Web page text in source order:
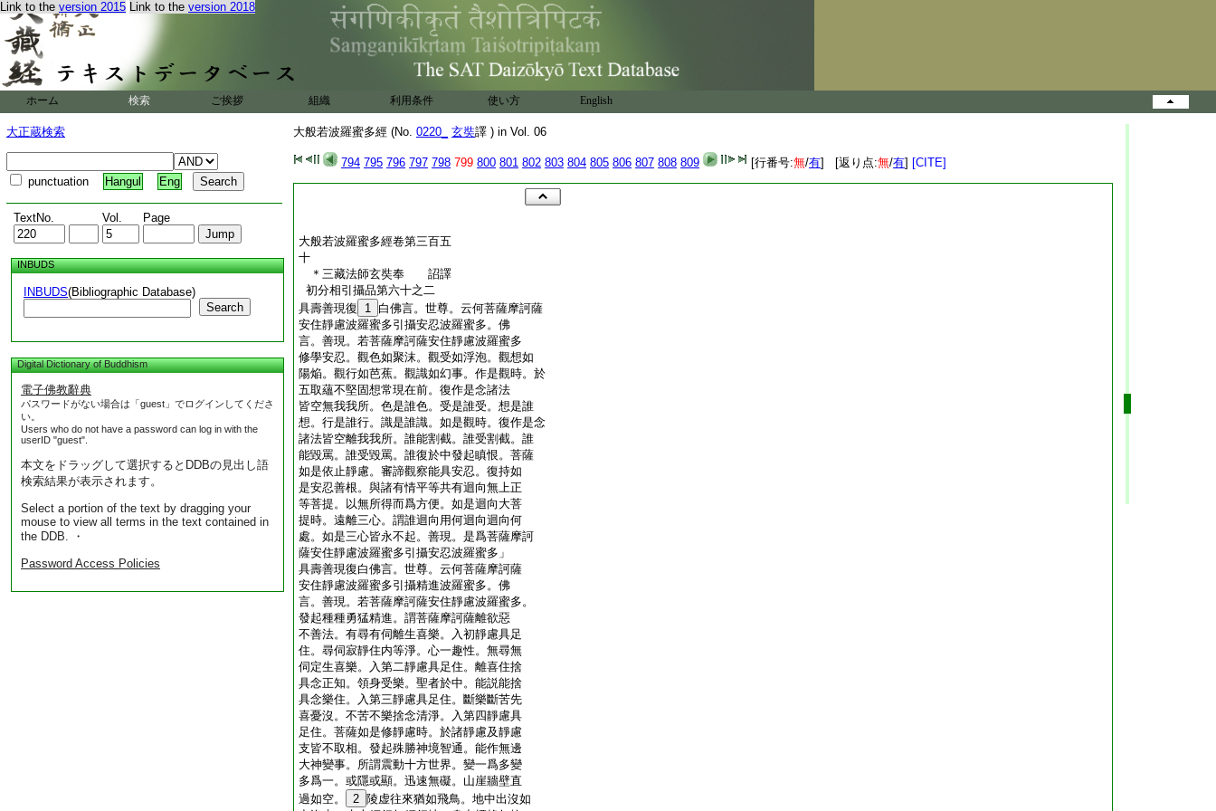
Link to the version 2015 Link to the version 2018
ホーム 検索 ご挨拶 組織 利用条件 使い方 English
大正蔵検索
punctuation Hangul Eng
TextNo. Vol. Page
INBUDS
INBUDS(Bibliographic Database)
Search
Digital Dictionary of Buddhism
電子佛教辭典
パスワードがない場合は「guest」でログインしてくださ
い。
Users who do not have a password can log in with the
userID "guest".
本文をドラッグして選択するとDDBの見出し語
検索結果が表示されます。
Select a portion of the text by dragging your
mouse to view all terms in the text contained in
the DDB. ・
Password Access Policies
大般若波羅蜜多經 (No. 0220_ 玄奘譯 ) in Vol. 06
794 795 796 797 798 799 800 801 802 803 804 805 806 807 808 809 [行番号:無/有] [返り点:無/有] [CITE]
大般若波羅蜜多經卷第三百五
十
＊三藏法師玄奘奉 詔譯
初分相引攝品第六十之二
具壽善現復
1 白佛言。世尊。云何菩薩摩訶薩
安住靜慮波羅蜜多引攝安忍波羅蜜多。佛
言。善現。若菩薩摩訶薩安住靜慮波羅蜜多
修學安忍。觀色如聚沫。觀受如浮泡。觀想如
陽焔。觀行如芭蕉。觀識如幻事。作是觀時。於
五取蘊不堅固想常現在前。復作是念諸法
皆空無我我所。色是誰色。受是誰受。想是誰
想。行是誰行。識是誰識。如是觀時。復作是念
諸法皆空離我我所。誰能割截。誰受割截。誰
能毀罵。誰受毀罵。誰復於中發起瞋恨。菩薩
如是依止靜慮。審諦觀察能具安忍。復持如
是安忍善根。與諸有情平等共有迴向無上正
等菩提。以無所得而爲方便。如是迴向大菩
提時。遠離三心。謂誰迴向用何迴向迴向何
處。如是三心皆永不起。善現。是爲菩薩摩訶
薩安住靜慮波羅蜜多引攝安忍波羅蜜多」
具壽善現復白佛言。世尊。云何菩薩摩訶薩
安住靜慮波羅蜜多引攝精進波羅蜜多。佛
言。善現。若菩薩摩訶薩安住靜慮波羅蜜多。
發起種種勇猛精進。謂菩薩摩訶薩離欲惡
不善法。有尋有伺離生喜樂。入初靜慮具足
住。尋伺寂靜住内等淨。心一趣性。無尋無
伺定生喜樂。入第二靜慮具足住。離喜住捨
具念正知。領身受樂。聖者於中。能説能捨
具念樂住。入第三靜慮具足住。斷樂斷苦先
喜憂沒。不苦不樂捨念清淨。入第四靜慮具
足住。菩薩如是修靜慮時。於諸靜慮及靜慮
支皆不取相。發起殊勝神境智通。能作無邊
大神變事。所謂震動十方世界。變一爲多變
多爲一。或隱或顯。迅速無礙。山崖牆壁直
過如空。
2 陵虚往來猶如飛鳥。地中出沒如